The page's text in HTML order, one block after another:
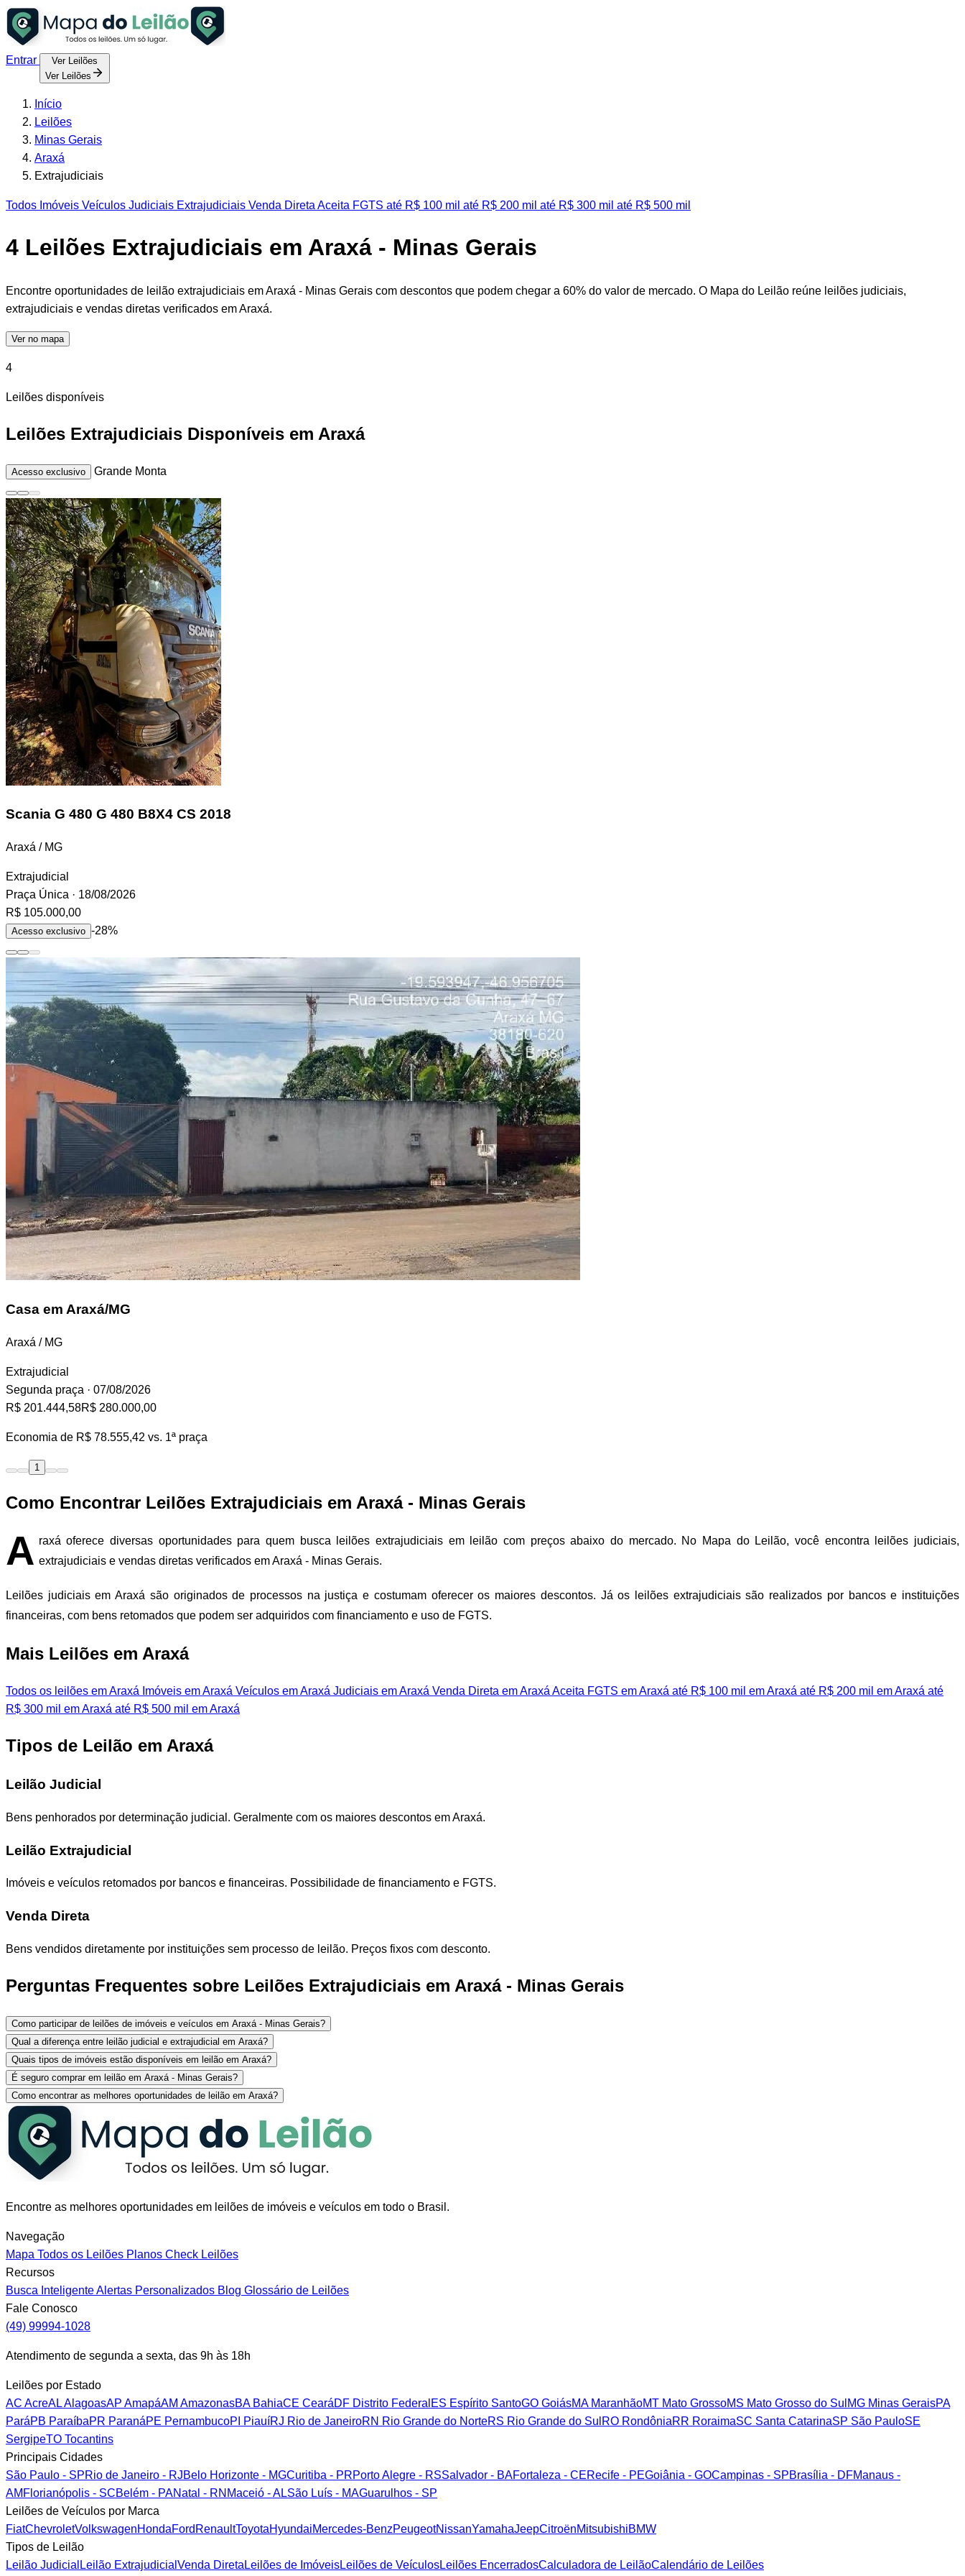
Entrar
Ver Leilões
Ver Leilões
Início
Leilões
Minas Gerais
Araxá
Extrajudiciais
Todos Imóveis Veículos Judiciais Extrajudiciais Venda Direta Aceita FGTS até R$ 100 mil até R$ 200 mil até R$ 300 mil até R$ 500 mil
4 Leilões Extrajudiciais em Araxá - Minas Gerais
Encontre oportunidades de leilão extrajudiciais em Araxá - Minas Gerais com descontos que podem chegar a 60% do valor de mercado. O Mapa do Leilão reúne leilões judiciais,
extrajudiciais e vendas diretas verificados em Araxá.
Ver no mapa
4
Leilões disponíveis
Leilões Extrajudiciais Disponíveis em Araxá
Acesso exclusivo Grande Monta
Scania G 480 G 480 B8X4 CS 2018
Araxá / MG
Extrajudicial
Praça Única · 18/08/2026
R$ 105.000,00
Acesso exclusivo -28%
Casa em Araxá/MG
Araxá / MG
Extrajudicial
Segunda praça · 07/08/2026
R$ 201.444,58R$ 280.000,00
Economia de R$ 78.555,42 vs. 1ª praça
1
Como Encontrar Leilões Extrajudiciais em Araxá - Minas Gerais
A raxá oferece diversas oportunidades para quem busca leilões extrajudiciais em leilão com preços abaixo do mercado. No Mapa do Leilão, você encontra leilões judiciais,
extrajudiciais e vendas diretas verificados em Araxá - Minas Gerais.
Leilões judiciais em Araxá são originados de processos na justiça e costumam oferecer os maiores descontos. Já os leilões extrajudiciais são realizados por bancos e instituições
financeiras, com bens retomados que podem ser adquiridos com financiamento e uso de FGTS.
Mais Leilões em Araxá
Todos os leilões em Araxá Imóveis em Araxá Veículos em Araxá Judiciais em Araxá Venda Direta em Araxá Aceita FGTS em Araxá até R$ 100 mil em Araxá até R$ 200 mil em Araxá até
R$ 300 mil em Araxá até R$ 500 mil em Araxá
Tipos de Leilão em Araxá
Leilão Judicial
Bens penhorados por determinação judicial. Geralmente com os maiores descontos em Araxá.
Leilão Extrajudicial
Imóveis e veículos retomados por bancos e financeiras. Possibilidade de financiamento e FGTS.
Venda Direta
Bens vendidos diretamente por instituições sem processo de leilão. Preços fixos com desconto.
Perguntas Frequentes sobre Leilões Extrajudiciais em Araxá - Minas Gerais
Como participar de leilões de imóveis e veículos em Araxá - Minas Gerais?
Qual a diferença entre leilão judicial e extrajudicial em Araxá?
Quais tipos de imóveis estão disponíveis em leilão em Araxá?
É seguro comprar em leilão em Araxá - Minas Gerais?
Como encontrar as melhores oportunidades de leilão em Araxá?
Encontre as melhores oportunidades em leilões de imóveis e veículos em todo o Brasil.
Navegação
Mapa Todos os Leilões Planos Check Leilões
Recursos
Busca InteligenteAlertas Personalizados Blog Glossário de Leilões
Fale Conosco
(49) 99994-1028
Atendimento de segunda a sexta, das 9h às 18h
Leilões por Estado
AC AcreALAlagoasAP AmapáAM AmazonasBABahiaCE CearáDF Distrito Federal ES Espírito SantoGO GoiásMAMaranhãoMT Mato GrossoMS Mato Grosso do Sul MG Minas GeraisPA
ParáPB ParaíbaPR ParanáPE PernambucoPI PiauíRJ Rio de JaneiroRN Rio Grande do NorteRS Rio Grande do Sul RO RondôniaRR RoraimaSC Santa CatarinaSP São PauloSE
SergipeTO Tocantins
Principais Cidades
São Paulo - SPRio de Janeiro - RJBelo Horizonte - MGCuritiba - PRPorto Alegre - RSSalvador - BAFortaleza - CERecife - PEGoiânia - GOCampinas - SPBrasília - DFManaus -
AM Florianópolis - SCBelém - PANatal - RN Maceió - ALSão Luís - MAGuarulhos - SP
Leilões de Veículos por Marca
FiatChevroletVolkswagenHondaFord RenaultToyotaHyundaiMercedes-BenzPeugeotNissanYamahaJeepCitroënMitsubishiBMW
Tipos de Leilão
Leilão Judicial Leilão Extrajudicial Venda Direta Leilões de ImóveisLeilões de VeículosLeilões EncerradosCalculadora de LeilãoCalendário de Leilões